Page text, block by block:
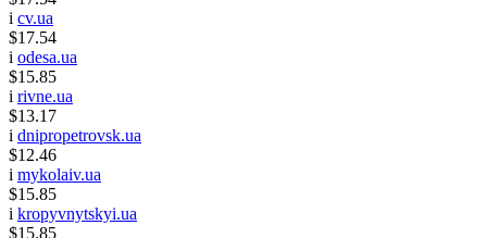
i cv.ua
$17.54
i odesa.ua
$15.85
i rivne.ua
$13.17
i dnipropetrovsk.ua
$12.46
i mykolaiv.ua
$15.85
i kropyvnytskyi.ua
$15.85